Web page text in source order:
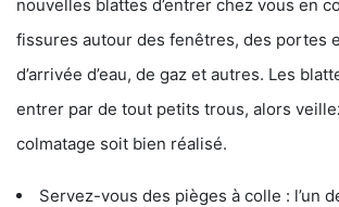
nouvelles blattes d’entrer chez vous en
fissures autour des fenêtres, des portes
d’arrivée d’eau, de gaz et autres. Les
entrer par de tout petits trous, alors
colmatage soit bien réalisé.
Servez-vous des pièges à colle : l’un